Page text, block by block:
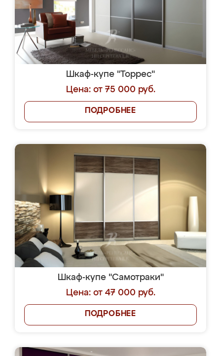
Шкаф-купе "Торрес"
Цена: от 75 000 руб.
ПОДРОБНЕЕ
Шкаф-купе "Самотраки"
Цена: от 47 000 руб.
ПОДРОБНЕЕ